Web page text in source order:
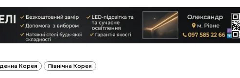
Корея Північна Корея